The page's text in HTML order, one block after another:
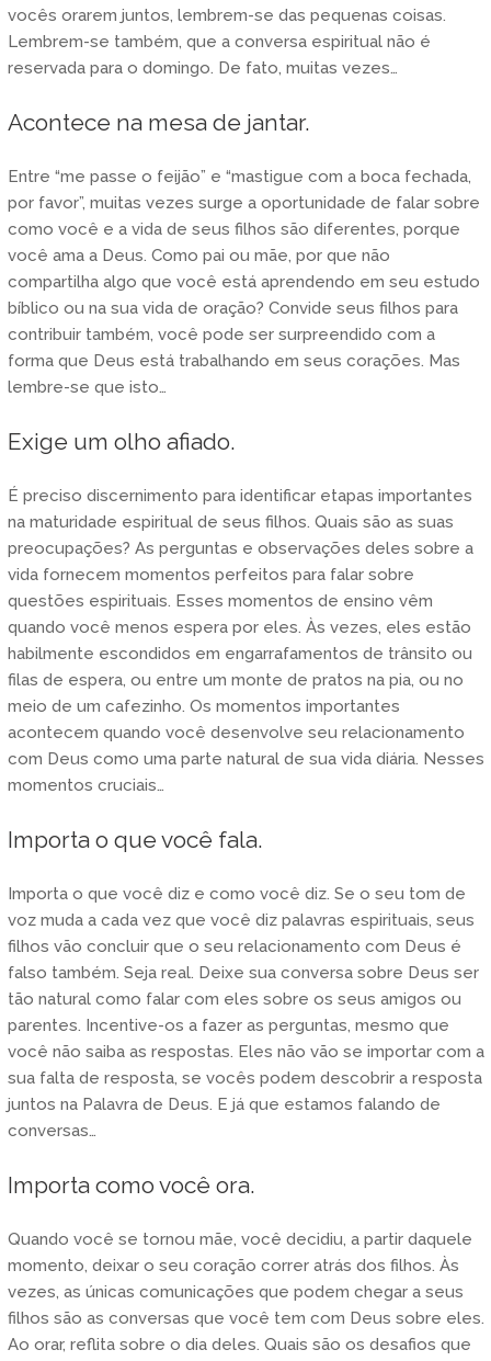
vocês orarem juntos, lembrem-se das pequenas coisas.
Lembrem-se também, que a conversa espiritual não é
reservada para o domingo. De fato, muitas vezes…
Acontece na mesa de jantar.
Entre “me passe o feijão” e “mastigue com a boca fechada,
por favor”, muitas vezes surge a oportunidade de falar sobre
como você e a vida de seus filhos são diferentes, porque
você ama a Deus. Como pai ou mãe, por que não
compartilha algo que você está aprendendo em seu estudo
bíblico ou na sua vida de oração? Convide seus filhos para
contribuir também, você pode ser surpreendido com a
forma que Deus está trabalhando em seus corações. Mas
lembre-se que isto…
Exige um olho afiado.
É preciso discernimento para identificar etapas importantes
na maturidade espiritual de seus filhos. Quais são as suas
preocupações? As perguntas e observações deles sobre a
vida fornecem momentos perfeitos para falar sobre
questões espirituais. Esses momentos de ensino vêm
quando você menos espera por eles. Às vezes, eles estão
habilmente escondidos em engarrafamentos de trânsito ou
filas de espera, ou entre um monte de pratos na pia, ou no
meio de um cafezinho. Os momentos importantes
acontecem quando você desenvolve seu relacionamento
com Deus como uma parte natural de sua vida diária. Nesses
momentos cruciais…
Importa o que você fala.
Importa o que você diz e como você diz. Se o seu tom de
voz muda a cada vez que você diz palavras espirituais, seus
filhos vão concluir que o seu relacionamento com Deus é
falso também. Seja real. Deixe sua conversa sobre Deus ser
tão natural como falar com eles sobre os seus amigos ou
parentes. Incentive-os a fazer as perguntas, mesmo que
você não saiba as respostas. Eles não vão se importar com a
sua falta de resposta, se vocês podem descobrir a resposta
juntos na Palavra de Deus. E já que estamos falando de
conversas…
Importa como você ora.
Quando você se tornou mãe, você decidiu, a partir daquele
momento, deixar o seu coração correr atrás dos filhos. Às
vezes, as únicas comunicações que podem chegar a seus
filhos são as conversas que você tem com Deus sobre eles.
Ao orar, reflita sobre o dia deles. Quais são os desafios que